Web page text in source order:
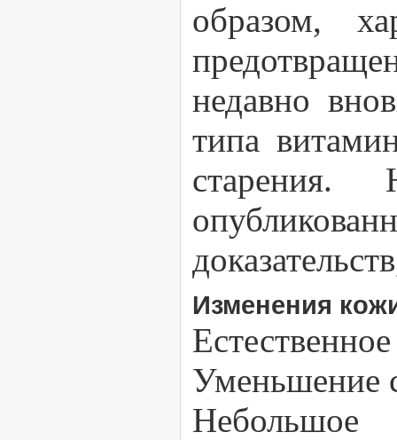
образом,
недавно
типа
старения.
Изменения
Уменьшение